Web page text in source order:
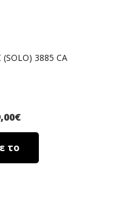
3885 CA
€
το